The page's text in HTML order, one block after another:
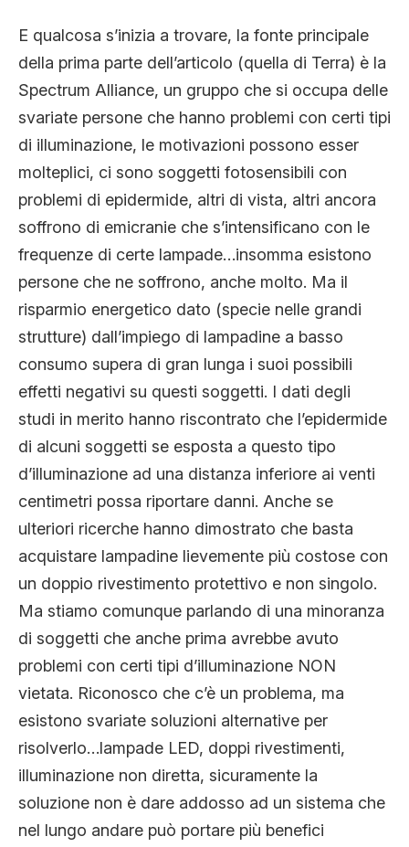
E qualcosa s’inizia a trovare, la fonte principale
della prima parte dell’articolo (quella di Terra) è la
Spectrum Alliance, un gruppo che si occupa delle
svariate persone che hanno problemi con certi tipi
di illuminazione, le motivazioni possono esser
molteplici, ci sono soggetti fotosensibili con
problemi di epidermide, altri di vista, altri ancora
soffrono di emicranie che s’intensificano con le
frequenze di certe lampade…insomma esistono
persone che ne soffrono, anche molto. Ma il
risparmio energetico dato (specie nelle grandi
strutture) dall’impiego di lampadine a basso
consumo supera di gran lunga i suoi possibili
effetti negativi su questi soggetti. I dati degli
studi in merito hanno riscontrato che l’epidermide
di alcuni soggetti se esposta a questo tipo
d’illuminazione ad una distanza inferiore ai venti
centimetri possa riportare danni. Anche se
ulteriori ricerche hanno dimostrato che basta
acquistare lampadine lievemente più costose con
un doppio rivestimento protettivo e non singolo.
Ma stiamo comunque parlando di una minoranza
di soggetti che anche prima avrebbe avuto
problemi con certi tipi d’illuminazione NON
vietata. Riconosco che c’è un problema, ma
esistono svariate soluzioni alternative per
risolverlo…lampade LED, doppi rivestimenti,
illuminazione non diretta, sicuramente la
soluzione non è dare addosso ad un sistema che
nel lungo andare può portare più benefici